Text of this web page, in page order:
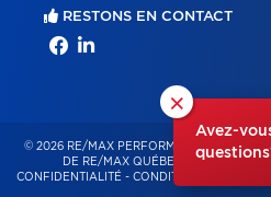
×
Avez-
RESTONS EN CONTACT
© 2026 RE/MAX PERFORMANCE –
DE RE/MAX QUÉBEC – TOUS
CONFIDENTIALITÉ - CONDITIONS